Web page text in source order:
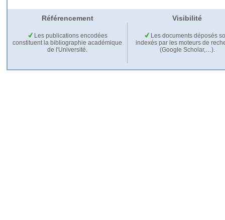
Référencement Visibilité
Les publications encodées
constituent la bibliographie académique
de l'Université.
Les documents déposés
indexés par les moteurs de
(Google Scholar,…).